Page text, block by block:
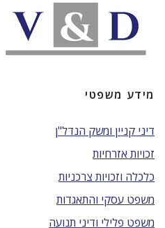
מידע משפטי
דיני קניין ומשק הנדל"ן
זכויות אזרחיות
כלכלה וזכויות צרכניות
משפט עסקי והתאגדות
משפט פלילי ודיני תנועה